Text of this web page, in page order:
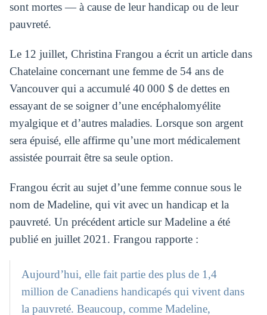
sont mortes — à cause de leur handicap ou de leur
pauvreté.
Le 12 juillet, Christina Frangou a écrit un article dans
Chatelaine concernant une femme de 54 ans de
Vancouver qui a accumulé 40 000 $ de dettes en
essayant de se soigner d’une encéphalomyélite
myalgique et d’autres maladies. Lorsque son argent
sera épuisé, elle affirme qu’une mort médicalement
assistée pourrait être sa seule option.
Frangou écrit au sujet d’une femme connue sous le
nom de Madeline, qui vit avec un handicap et la
pauvreté. Un précédent article sur Madeline a été
publié en juillet 2021. Frangou rapporte :
Aujourd’hui, elle fait partie des plus de 1,4
million de Canadiens handicapés qui vivent dans
la pauvreté. Beaucoup, comme Madeline,